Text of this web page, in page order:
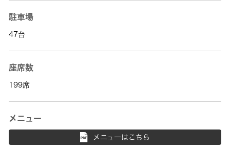
駐車場
47台
座席数
199席
メニュー
メニューはこちら